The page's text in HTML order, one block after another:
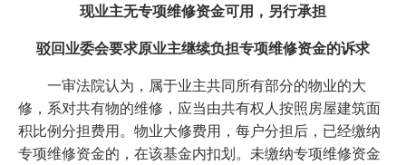
现业主无专项维修资金可用，另行承担
驳回业委会要求原业主继续负担专项维修资金的诉求
一审法院认为，属于业主共同所有部分的物业的大
修，系对共有物的维修，应当由共有权人按照房屋建筑面
积比例分担费用。物业大修费用，每户分担后，已经缴纳
专项维修资金的，在该基金内扣划。未缴纳专项维修资金